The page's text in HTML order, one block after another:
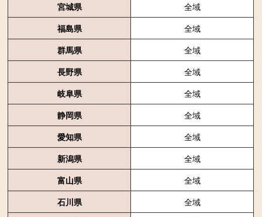
宮城県
全域
福島県
全域
群馬県
全域
長野県
全域
岐阜県
全域
静岡県
全域
愛知県
全域
新潟県
全域
富山県
全域
石川県
全域